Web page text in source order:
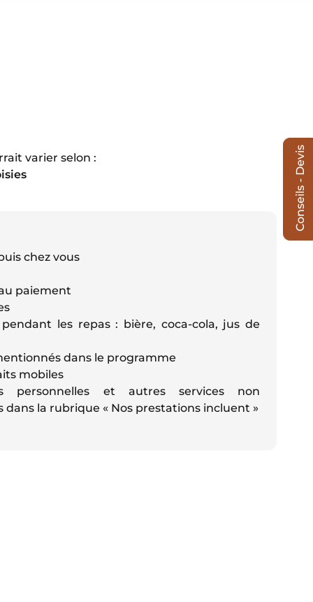
varier selon :
chez vous
paiement
pendant les repas : bière, coca-cola, jus de
dans le programme
mobiles
personnelles et autres services non
la rubrique « Nos prestations incluent »
Conseils - Devis